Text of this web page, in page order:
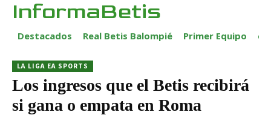
InformaBetis
Destacados Real Betis Balompié Primer Equipo
LA LIGA EA SPORTS
Los ingresos que el Betis recibirá
si gana o empata en Roma